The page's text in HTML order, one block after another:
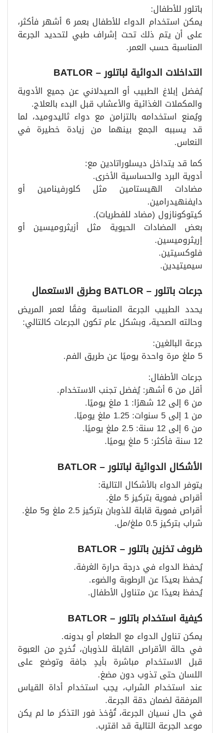
باتلور للأطفال:
يمكن استخدام الدواء للأطفال بعمر 6 أشهر فأكثر،
على أن يتم ذلك تحت إشراف طبي لتحديد الجرعة
المناسبة حسب العمر.
التداخلات الدوائية لباتلور – BATLOR
يُفضل إبلاغ الطبيب أو الصيدلاني عن جميع الأدوية
والمكملات الغذائية والأعشاب قبل البدء بالعلاج.
ويُمنع استخدامه بالتزامن مع دواء ثاليدوميد، لما
قد يسببه الجمع بينهما من زيادة خطيرة في
النعاس.
كما قد يتداخل ديسلوراتادين مع:
أدوية البرد والحساسية الأخرى.
مضادات الهيستامين مثل كلورفينامين أو
دايفنهيدرامين.
كيتوكونازول (مضاد للفطريات).
بعض المضادات الحيوية مثل أزيثروميسين أو
إريثروميسين.
فلوكسيتين.
سيميتيدين.
جرعات باتلور – BATLOR وطرق الاستعمال
يحدد الطبيب الجرعة المناسبة وفقًا لعمر المريض
وحالته الصحية، وبشكل عام تكون الجرعات كالتالي:
جرعة البالغين:
5 ملغ مرة واحدة يوميًا عن طريق الفم.
جرعات الأطفال:
أقل من 6 أشهر: يُفضل تجنب الاستخدام.
من 6 إلى 12 شهرًا: 1 ملغ يوميًا.
من 1 إلى 5 سنوات: 1.25 ملغ يوميًا.
من 6 إلى 12 سنة: 2.5 ملغ يوميًا.
12 سنة فأكثر: 5 ملغ يوميًا.
الأشكال الدوائية لباتلور – BATLOR
يتوفر الدواء بالأشكال التالية:
أقراص فموية بتركيز 5 ملغ.
أقراص فموية قابلة للذوبان بتركيز 2.5 ملغ و5 ملغ.
شراب بتركيز 0.5 ملغ/مل.
ظروف تخزين باتلور – BATLOR
يُحفظ الدواء في درجة حرارة الغرفة.
يُحفظ بعيدًا عن الرطوبة والضوء.
يُحفظ بعيدًا عن متناول الأطفال.
كيفية استخدام باتلور – BATLOR
يمكن تناول الدواء مع الطعام أو بدونه.
في حالة الأقراص القابلة للذوبان، تُخرج من العبوة
قبل الاستخدام مباشرة بأيدٍ جافة وتوضع على
اللسان حتى تذوب دون مضغ.
عند استخدام الشراب، يجب استخدام أداة القياس
المرفقة لضمان دقة الجرعة.
في حال نسيان الجرعة، تُؤخذ فور التذكر ما لم يكن
موعد الجرعة التالية قد اقترب.